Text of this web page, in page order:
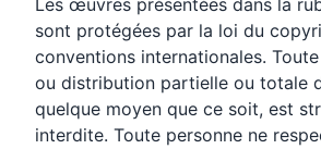
Les œuvres présentées dans la
sont protégées par la loi du
conventions internationales.
ou distribution partielle ou totale
quelque moyen que ce soit, est
interdite. Toute personne ne